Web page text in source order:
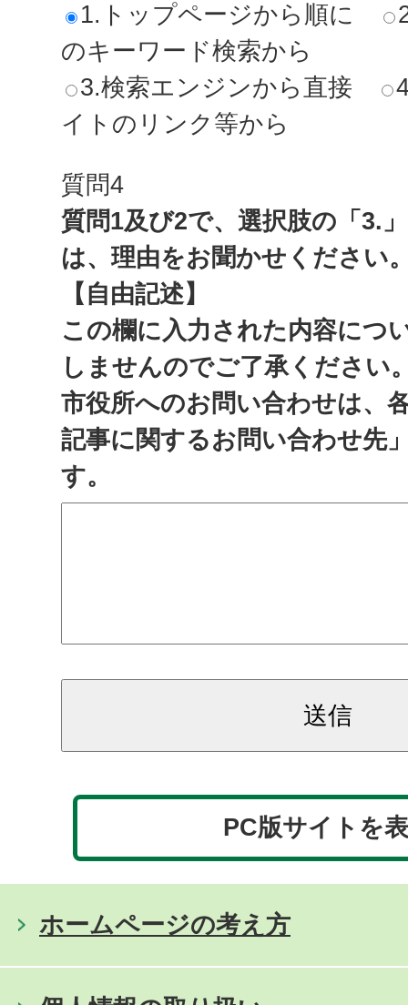
1.トップページから順に
のキーワード検索から
3.検索エンジンから直接
イトのリンク等から
質問4
質問1及び2で、選択肢の「3.
は、理由をお聞かせください
【自由記述】
この欄に入力された内容につ
しませんのでご了承ください
市役所へのお問い合わせは、
記事に関するお問い合わせ先
す。
PC版サイトを
ホームページの考え方